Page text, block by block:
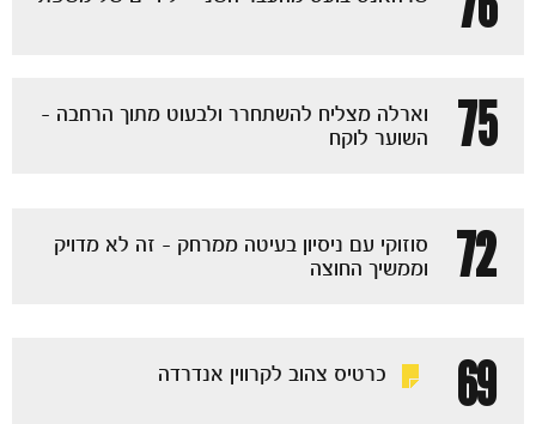
75
וארלה מצליח להשתחרר ולבעוט מתוך הרחבה -
השוער לוקח
72
סוזוקי עם ניסיון בעיטה ממרחק - זה לא מדויק
וממשיך החוצה
69 כרטיס צהוב לקרווין אנדרדה